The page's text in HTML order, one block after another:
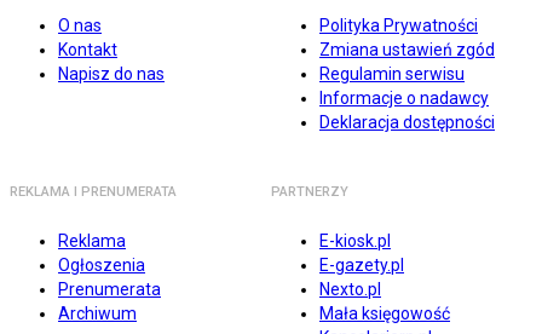
O nas
Kontakt
Napisz do nas
Polityka Prywatności
Zmiana ustawień zgód
Regulamin serwisu
Informacje o nadawcy
Deklaracja dostępności
REKLAMA I PRENUMERATA
Reklama
Ogłoszenia
Prenumerata
Archiwum
PARTNERZY
E-kiosk.pl
E-gazety.pl
Nexto.pl
Mała księgowość